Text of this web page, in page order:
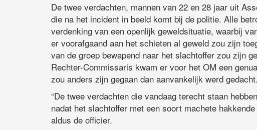
De twee verdachten, mannen van 22 en 28 jaar uit
die na het incident in beeld komt bij de politie. Alle
verdenking van een openlijk geweldsituatie, waarbij
er voorafgaand aan het schieten al geweld zou zijn
van de groep bewapend naar het slachtoffer zou zijn
Rechter-Commissaris kwam er voor het OM een
zou anders zijn gegaan dan aanvankelijk werd gedacht.
“De twee verdachten die vandaag terecht staan
nadat het slachtoffer met een soort machete
aldus de officier.